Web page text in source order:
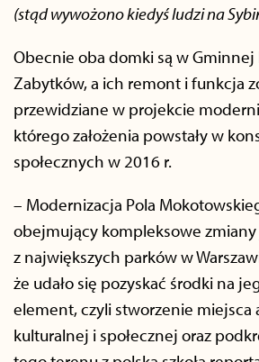
(stąd wywożono kiedyś ludzi na
Obecnie oba domki są w
Zabytków, a ich remont i funkcja
przewidziane w projekcie
którego założenia powstały w
społecznych w 2016 r.
– Modernizacja Pola
obejmujący kompleksowe
z największych parków w
że udało się pozyskać środki na
element, czyli stworzenie miejsca
kulturalnej i społecznej oraz